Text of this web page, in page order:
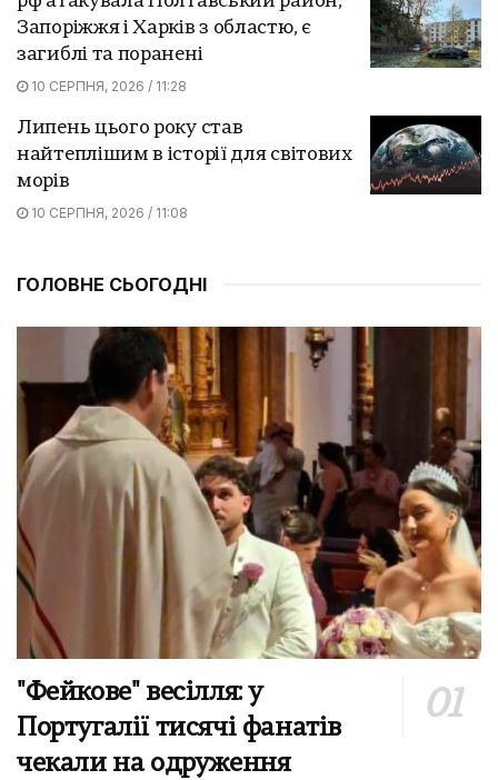
Запоріжжя і Харків з областю, є
загиблі та поранені
10 СЕРПНЯ, 2026 / 11:28
Липень цього року став
найтеплішим в історії для світових
морів
10 СЕРПНЯ, 2026 / 11:08
ГОЛОВНЕ СЬОГОДНІ
"Фейкове" весілля: у
Португалії тисячі фанатів
чекали на одруження